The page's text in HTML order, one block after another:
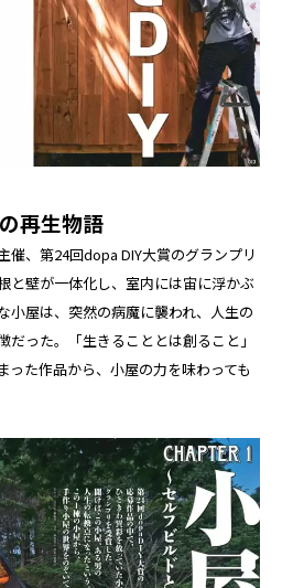
再生物語
催、第24回dopa DIY大賞のグランプリ
と壁が一体化し、室内には宙に浮かぶ
小屋は、突然の病魔に襲われ、人生の
った。「生きることとは創ること」
った作品から、小屋の力を味わっても